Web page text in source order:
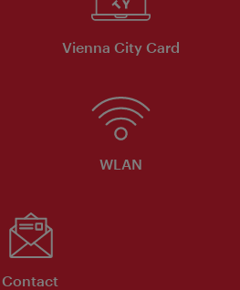
Vienna City Card
WLAN
Contact